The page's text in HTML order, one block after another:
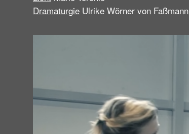
Dramaturgie Ulrike Wörner von Faßmann